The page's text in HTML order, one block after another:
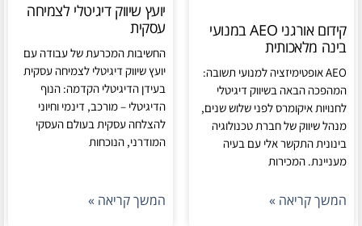
קידום אורגני AEO במנועי
בינה מלאכותית
AEO אופטימיזציה למנועי תשובה:
המהפכה הבאה בשיווק דיגיטלי
לחנויות איקומרס לפני שלוש שנים,
מנהל שיווק של חברת טכנולוגיה
בינונית התקשר אלי עם בעיה
מעניינת. המכירות
המשך קריאה »
יועץ שיווק דיגיטלי לצמיחה
עסקית
החשיבות המכרעת של עבודה עם
יועץ שיווק דיגיטלי לצמיחה עסקית
בעידן הדיגיטלי הקדמה: הנוף
הדיגיטלי – מורכב, דינמי וחיוני
להצלחה עסקית בעולם העסקי
המודרני, הנוכחות
המשך קריאה »